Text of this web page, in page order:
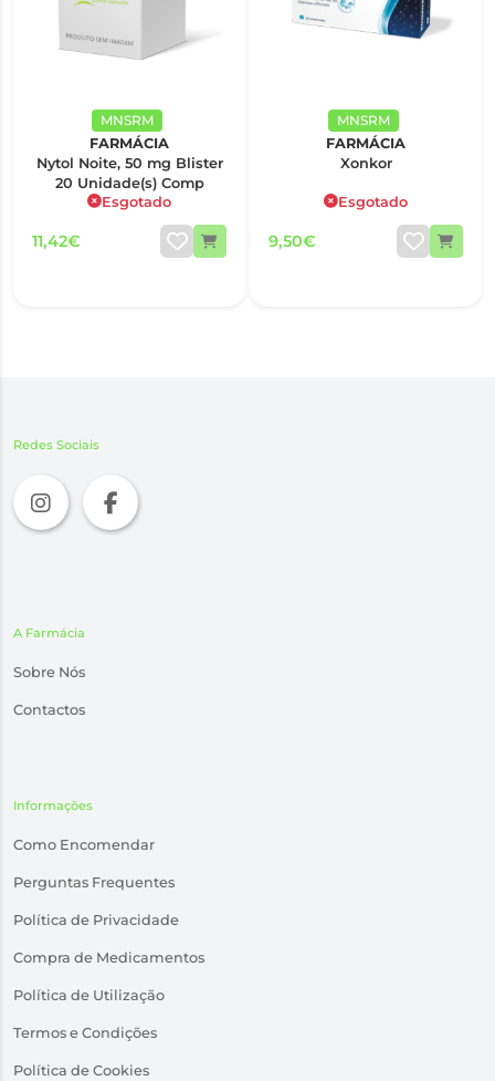
MNSRM
FARMÁCIA
Nytol Noite, 50 mg Blister
20 Unidade(s) Comp
Esgotado
11,42€
MNSRM
FARMÁCIA
Xonkor
Esgotado
9,50€
Redes Sociais
A Farmácia
Sobre Nós
Contactos
Informações
Como Encomendar
Perguntas Frequentes
Política de Privacidade
Compra de Medicamentos
Política de Utilização
Termos e Condições
Política de Cookies